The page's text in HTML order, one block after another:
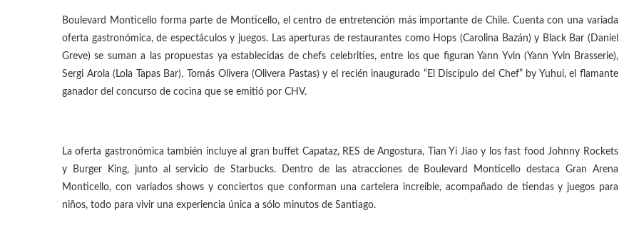
Boulevard Monticello forma parte de Monticello, el centro de entretención más importante de Chile. Cuenta con una variada
oferta gastronómica, de espectáculos y juegos. Las aperturas de restaurantes como Hops (Carolina Bazán) y Black Bar (Daniel
Greve) se suman a las propuestas ya establecidas de chefs celebrities, entre los que figuran Yann Yvin (Yann Yvin Brasserie),
Sergi Arola (Lola Tapas Bar), Tomás Olivera (Olivera Pastas) y el recién inaugurado “El Discípulo del Chef” by Yuhui, el flamante
ganador del concurso de cocina que se emitió por CHV.
La oferta gastronómica también incluye al gran buffet Capataz, RES de Angostura, Tian Yi Jiao y los fast food Johnny Rockets
y Burger King, junto al servicio de Starbucks. Dentro de las atracciones de Boulevard Monticello destaca Gran Arena
Monticello, con variados shows y conciertos que conforman una cartelera increíble, acompañado de tiendas y juegos para
niños, todo para vivir una experiencia única a sólo minutos de Santiago.